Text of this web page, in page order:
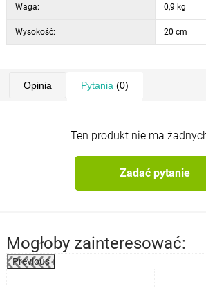
Waga: 0,9 kg
Wysokość: 20 cm
Opinia Pytania (0)
Ten produkt nie ma
Zadać pytanie
Mogłoby zainteresować:
Previous